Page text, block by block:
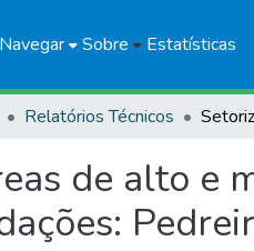
Navegar Sobre Estatísticas
Relatórios Técnicos
de alto e